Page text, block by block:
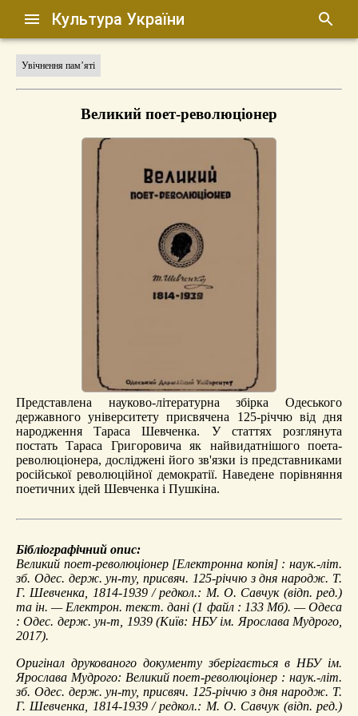
Культура України
Увічнення пам’яті
Великий поет-революціонер
Представлена науково-літературна збірка Одеського
державного університету присвячена 125-річчю від дня
народження Тараса Шевченка. У статтях розглянута
постать Тараса Григоровича як найвидатнішого поета-
революціонера, досліджені його зв'язки із представниками
російської революційної демократії. Наведене порівняння
поетичних ідей Шевченка і Пушкіна.
Бібліографічний опис:
Великий поет-революціонер[Електронна копія] : наук.-літ.
зб. Одес. держ. ун-ту, присвяч. 125-річчю з дня народж. Т.
Г. Шевченка, 1814-1939 / редкол.: М. О. Савчук (відп. ред.)
та ін. — Електрон. текст. дані (1 файл : 133 Мб). — Одеса
: Одес. держ. ун-т, 1939 (Київ: НБУ ім. Ярослава Мудрого,
2017).
Оригінал друкованого документу зберігається в НБУ ім.
Ярослава Мудрого: Великий поет-революціонер : наук.-літ.
зб. Одес. держ. ун-ту, присвяч. 125-річчю з дня народж. Т.
Г. Шевченка, 1814-1939 / редкол.: М. О. Савчук (відп. ред.)